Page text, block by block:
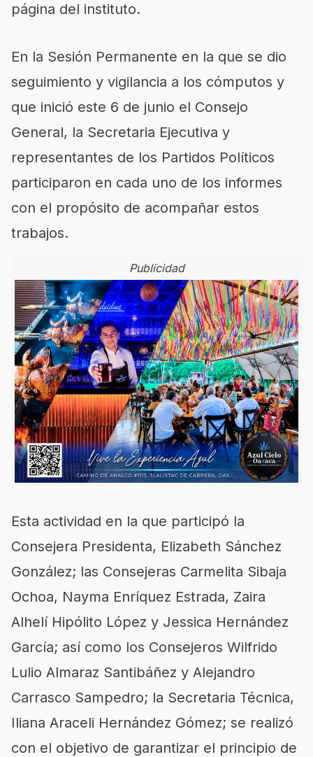
página del instituto.
En la Sesión Permanente en la que se dio
seguimiento y vigilancia a los cómputos y
que inició este 6 de junio el Consejo
General, la Secretaria Ejecutiva y
representantes de los Partidos Políticos
participaron en cada uno de los informes
con el propósito de acompañar estos
trabajos.
Publicidad
Esta actividad en la que participó la
Consejera Presidenta, Elizabeth Sánchez
González; las Consejeras Carmelita Sibaja
Ochoa, Nayma Enríquez Estrada, Zaira
Alhelí Hipólito López y Jessica Hernández
García; así como los Consejeros Wilfrido
Lulio Almaraz Santibáñez y Alejandro
Carrasco Sampedro; la Secretaria Técnica,
Iliana Araceli Hernández Gómez; se realizó
con el objetivo de garantizar el principio de